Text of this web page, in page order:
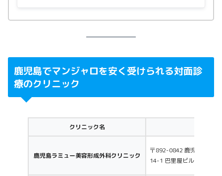
マンジャロ5.0mg 44,555円〜
マンジャロ7.5mg
鹿児島でマンジャロを安く受けられる対面診
療のクリニック
クリニック名
鹿児島ラミュー美容形成外科クリニック
〒892-0842 鹿児島県鹿児
14-1 巴里屋ビル6F